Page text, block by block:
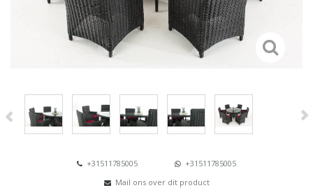
+31511785005
+31511785005
Mail ons over dit product